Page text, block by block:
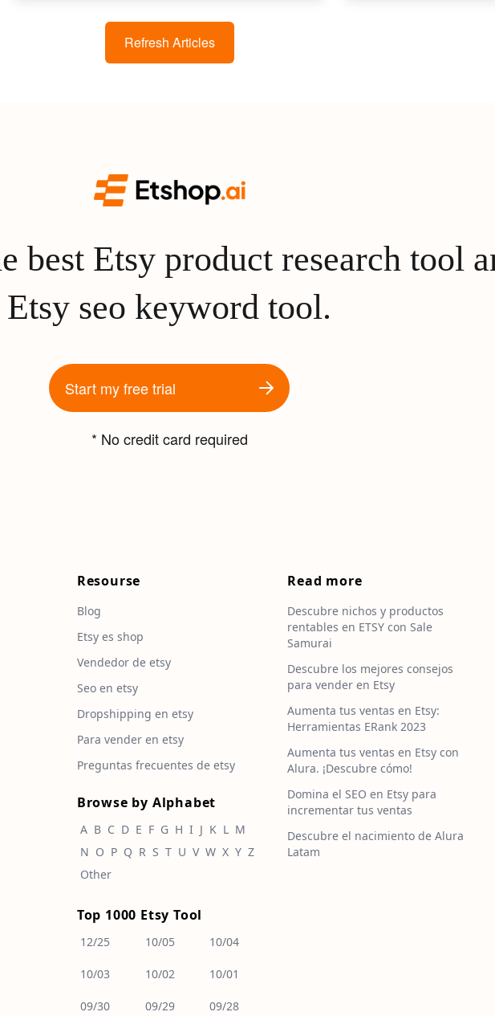
Refresh Articles
best Etsy product research tool
Etsy seo keyword tool.
Start my free trial
* No credit card required
Resourse
Blog
Etsy es shop
Vendedor de etsy
Seo en etsy
Dropshipping en etsy
Para vender en etsy
Preguntas frecuentes de etsy
Browse by Alphabet
A B C D E F G H I J K L M
N O P Q R S T U V W X Y Z
Other
Top 1000 Etsy Tool
12/25 10/05 10/04
10/03 10/02 10/01
09/30 09/29 09/28
Read more
Descubre nichos y productos
rentables en ETSY con Sale
Samurai
Descubre los mejores consejos
para vender en Etsy
Aumenta tus ventas en Etsy:
Herramientas ERank 2023
Aumenta tus ventas en Etsy con
Alura. ¡Descubre cómo!
Domina el SEO en Etsy para
incrementar tus ventas
Descubre el nacimiento de Alura
Latam